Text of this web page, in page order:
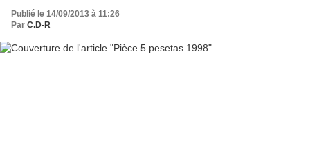
Publié le 14/09/2013 à 11:26
Par C.D-R